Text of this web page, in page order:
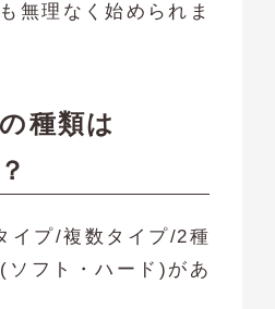
無理なく始められま
種類は
イプ/複数タイプ/2種
ソフト・ハード)があ